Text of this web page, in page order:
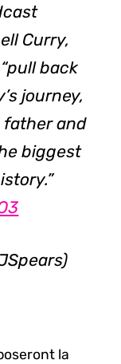
Curry,
back
journey,
father and
biggest
la